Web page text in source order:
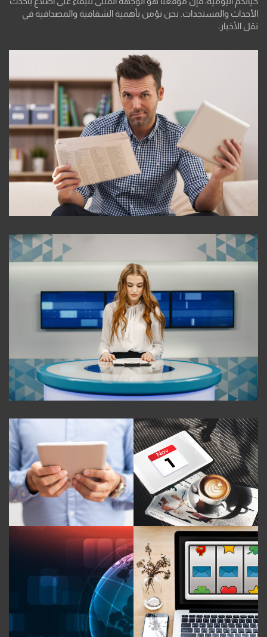
الأحداث والمستجدات. نحن نؤمن بأهمية الشفافية والمصداقية في
نقل الأخبار،